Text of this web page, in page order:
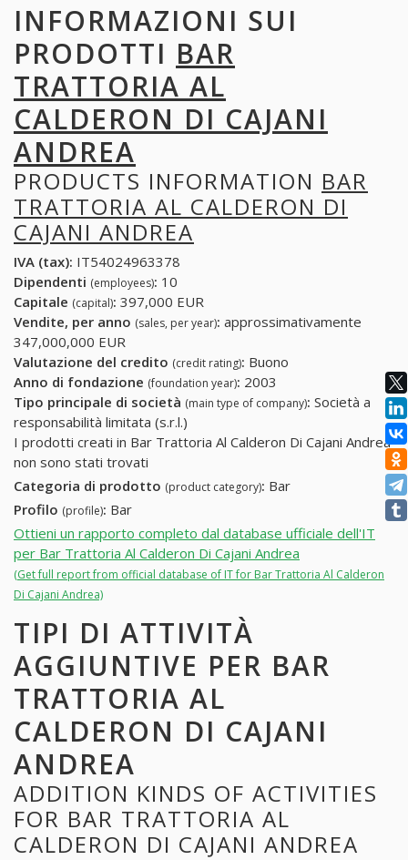
INFORMAZIONI SUI
PRODOTTI BAR
TRATTORIA AL
CALDERON DI CAJANI
ANDREA
PRODUCTS INFORMATION BAR
TRATTORIA AL CALDERON DI
CAJANI ANDREA
IVA (tax): IT54024963378
Dipendenti (employees): 10
Capitale (capital): 397,000 EUR
Vendite, per anno (sales, per year): approssimativamente
347,000,000 EUR
Valutazione del credito (credit rating): Buono
Anno di fondazione (foundation year): 2003
Tipo principale di società (main type of company): Società a
responsabilità limitata (s.r.l.)
I prodotti creati in Bar Trattoria Al Calderon Di Cajani Andrea
non sono stati trovati
Categoria di prodotto (product category): Bar
Profilo (profile): Bar
Ottieni un rapporto completo dal database ufficiale dell'IT
per Bar Trattoria Al Calderon Di Cajani Andrea
(Get full report from official database of IT for Bar Trattoria Al Calderon
Di Cajani Andrea)
TIPI DI ATTIVITÀ
AGGIUNTIVE PER BAR
TRATTORIA AL
CALDERON DI CAJANI
ANDREA
ADDITION KINDS OF ACTIVITIES
FOR BAR TRATTORIA AL
CALDERON DI CAJANI ANDREA